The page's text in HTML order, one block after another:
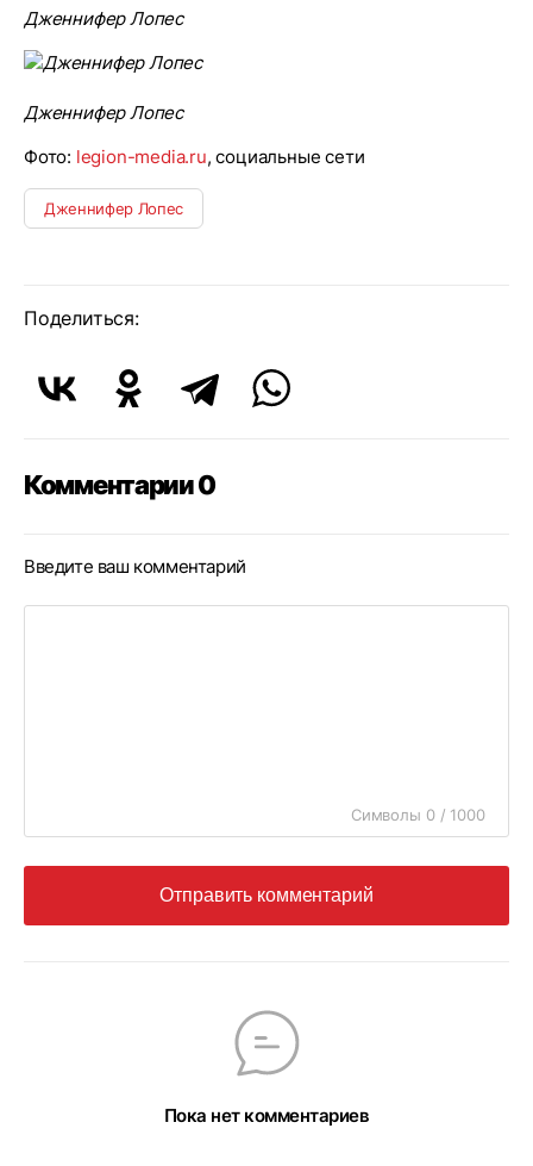
Дженнифер Лопес
Дженнифер Лопес
Фото: legion-media.ru, социальные сети
Дженнифер Лопес
Поделиться:
Комментарии 0
Введите ваш комментарий
Символы 0 / 1000
Отправить комментарий
Пока нет комментариев